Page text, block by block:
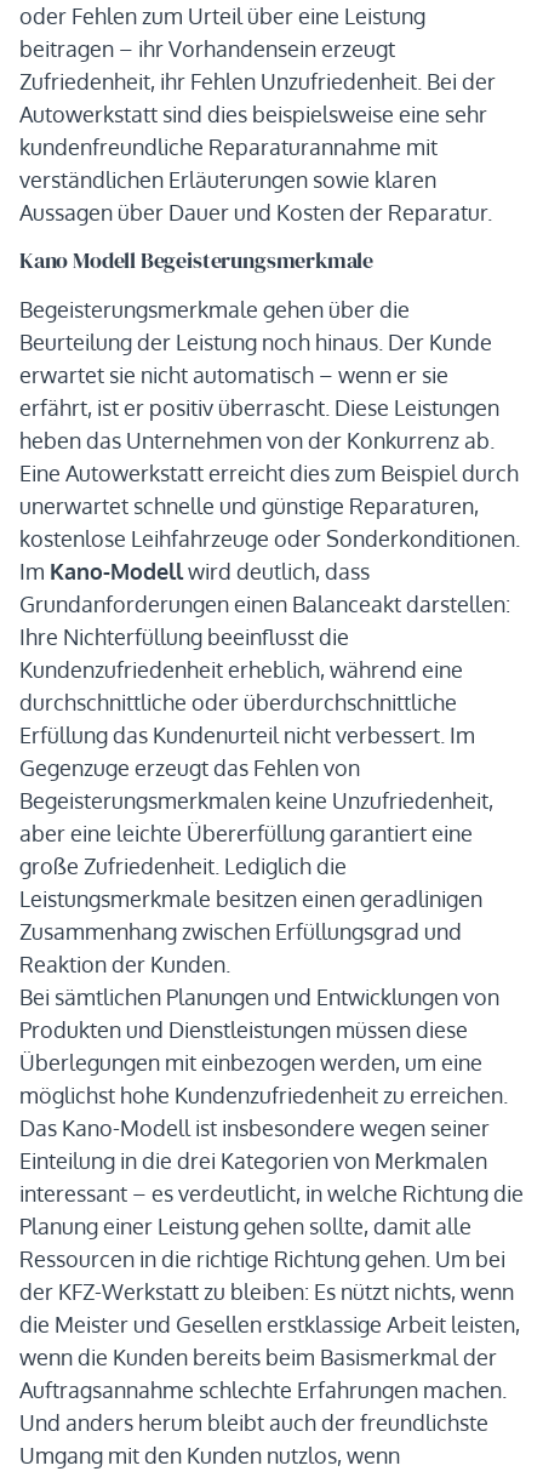
oder Fehlen zum Urteil über eine Leistung
beitragen – ihr Vorhandensein erzeugt
Zufriedenheit, ihr Fehlen Unzufriedenheit. Bei der
Autowerkstatt sind dies beispielsweise eine sehr
kundenfreundliche Reparaturannahme mit
verständlichen Erläuterungen sowie klaren
Aussagen über Dauer und Kosten der Reparatur.
Kano Modell Begeisterungsmerkmale
Begeisterungsmerkmale gehen über die
Beurteilung der Leistung noch hinaus. Der Kunde
erwartet sie nicht automatisch – wenn er sie
erfährt, ist er positiv überrascht. Diese Leistungen
heben das Unternehmen von der Konkurrenz ab.
Eine Autowerkstatt erreicht dies zum Beispiel durch
unerwartet schnelle und günstige Reparaturen,
kostenlose Leihfahrzeuge oder Sonderkonditionen.
Im Kano-Modellwird deutlich, dass
Grundanforderungen einen Balanceakt darstellen:
Ihre Nichterfüllung beeinflusst die
Kundenzufriedenheit erheblich, während eine
durchschnittliche oder überdurchschnittliche
Erfüllung das Kundenurteil nicht verbessert. Im
Gegenzuge erzeugt das Fehlen von
Begeisterungsmerkmalen keine Unzufriedenheit,
aber eine leichte Übererfüllung garantiert eine
große Zufriedenheit. Lediglich die
Leistungsmerkmale besitzen einen geradlinigen
Zusammenhang zwischen Erfüllungsgrad und
Reaktion der Kunden.
Bei sämtlichen Planungen und Entwicklungen von
Produkten und Dienstleistungen müssen diese
Überlegungen mit einbezogen werden, um eine
möglichst hohe Kundenzufriedenheit zu erreichen.
Das Kano-Modell ist insbesondere wegen seiner
Einteilung in die drei Kategorien von Merkmalen
interessant – es verdeutlicht, in welche Richtung die
Planung einer Leistung gehen sollte, damit alle
Ressourcen in die richtige Richtung gehen. Um bei
der KFZ-Werkstatt zu bleiben: Es nützt nichts, wenn
die Meister und Gesellen erstklassige Arbeit leisten,
wenn die Kunden bereits beim Basismerkmal der
Auftragsannahme schlechte Erfahrungen machen.
Und anders herum bleibt auch der freundlichste
Umgang mit den Kunden nutzlos, wenn